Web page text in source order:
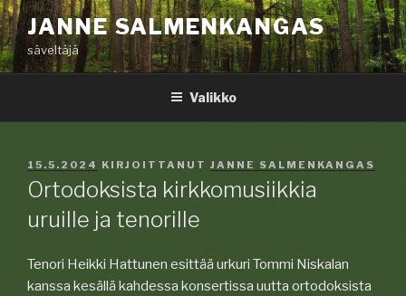
Siirry
sisältöönJANNE SALMENKANGAS
säveltäjä
Valikko
JULKAISTU
15.5.2024 KIRJOITTANUT JANNE SALMENKANGAS
Ortodoksista kirkkomusiikkia
uruille ja tenorille
Tenori Heikki Hattunen esittää urkuri Tommi Niskalan
kanssa kesällä kahdessa konsertissa uutta ortodoksista